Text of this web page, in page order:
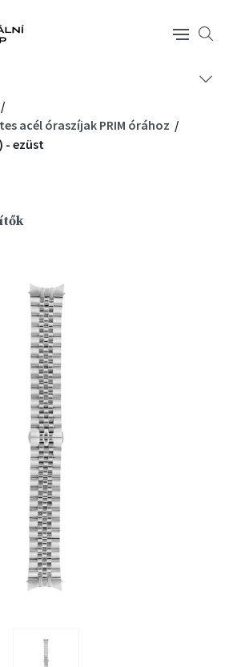
acél óraszíjak PRIM órához
- ezüst